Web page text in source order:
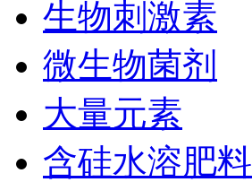
生物刺激素
微生物菌剂
大量元素
含硅水溶肥料